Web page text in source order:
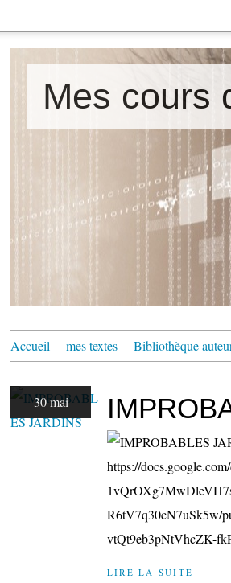
Accueil mes textes Bibliothèque
30 mai
https://
R6tV7q30cN7uSk5w/
vtQt9eb3pNtVhcZK-
LIRE LA SUITE